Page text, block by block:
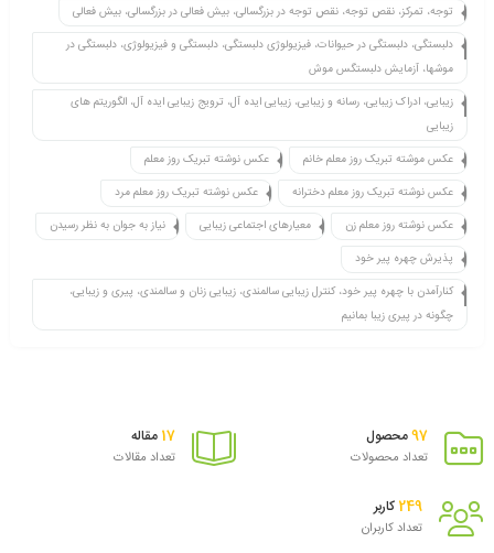
توجه، تمرکز، نقص توجه، نقص توجه در بزرگسالی، بیش فعالی در بزرگسالی، بیش فعالی
دلبستگی، دلبستگی در حیوانات، فیزیولوژی دلبستگی، دلبستگی و فیزیولوژی، دلبستگی در
موشها، آزمایش دلبستگس موش
زیبایی، ادراک زیبایی، رسانه و زیبایی، زیبایی ایده آل، ترویج زیبایی ایده آل، الگوریتم های
زیبایی
عکس موشته تبریک روز معلم خانم
عکس نوشته تبریک روز معلم
عکس نوشته تبریک روز معلم دخترانه
عکس نوشته تبریک روز معلم مرد
عکس نوشته روز معلم زن
معیارهای اجتماعی زیبایی
نیاز به جوان به نظر رسیدن
پذیرش چهره پیر خود
کنارآمدن با چهره پیر خود، کنترل زیبایی سالمندی، زیبایی زنان و سالمندی، پیری و زیبایی،
چگونه در پیری زیبا بمانیم
97محصول
تعداد محصولات
17 مقاله
تعداد مقالات
249 کاربر
تعداد کاربران